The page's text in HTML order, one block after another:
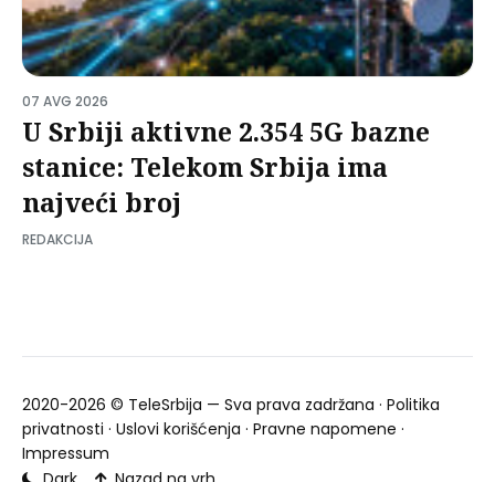
07 AVG 2026
U Srbiji aktivne 2.354 5G bazne
stanice: Telekom Srbija ima
najveći broj
REDAKCIJA
2020-2026 © TeleSrbija — Sva prava zadržana · Politika
privatnosti · Uslovi korišćenja · Pravne napomene ·
Impressum